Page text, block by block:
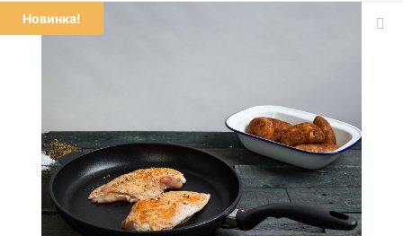
Новинка!